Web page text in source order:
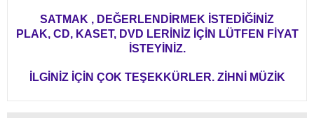
SATMAK , DEĞERLENDİRMEK İSTEDİĞİNİZ
PLAK, CD, KASET, DVD LERİNİZ İÇİN LÜTFEN FİYAT
İSTEYİNİZ.
İLGİNİZ İÇİN ÇOK TEŞEKKÜRLER. ZİHNİ MÜZİK